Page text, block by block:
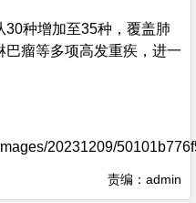
种增加至35种，覆盖肺
瘤等多项高发重疾，进一
责编：admin